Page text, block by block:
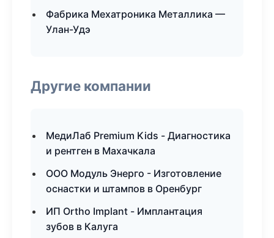
Фабрика Мехатроника Металлика —
Улан-Удэ
Другие компании
МедиЛаб Premium Kids - Диагностика
и рентген в Махачкала
ООО Модуль Энерго - Изготовление
оснастки и штампов в Оренбург
ИП Ortho Implant - Имплантация
зубов в Калуга